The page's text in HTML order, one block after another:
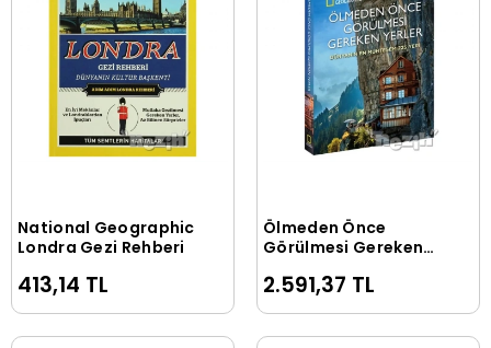
Sepete Ekle
National Geographic
Londra Gezi Rehberi
413,14 TL
Sepete Ekle
Ölmeden Önce
Görülmesi Gereken
2.591,37 TL